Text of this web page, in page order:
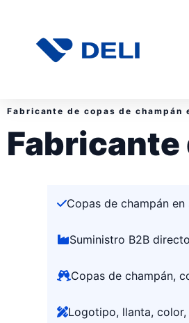
Fabricante de copas de champán
Fabricante
Copas de champán
Suministro B2B
Copas de champán,
Logotipo, llanta,